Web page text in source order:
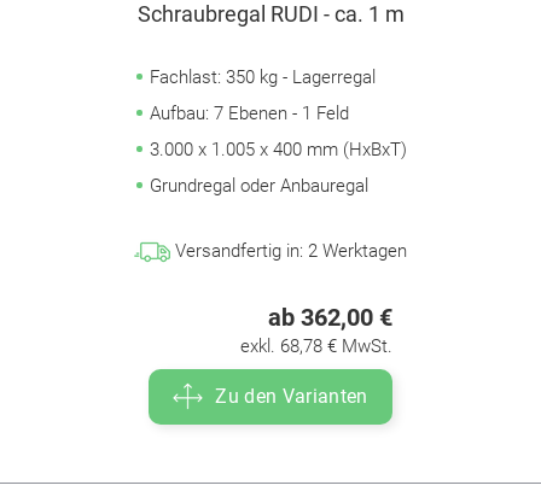
Schraubregal RUDI - ca. 1 m
Fachlast: 350 kg - Lagerregal
Aufbau: 7 Ebenen - 1 Feld
3.000 x 1.005 x 400 mm (HxBxT)
Grundregal oder Anbauregal
Versandfertig in: 2 Werktagen
ab 362,00 €
exkl. 68,78 € MwSt.
Zu den Varianten